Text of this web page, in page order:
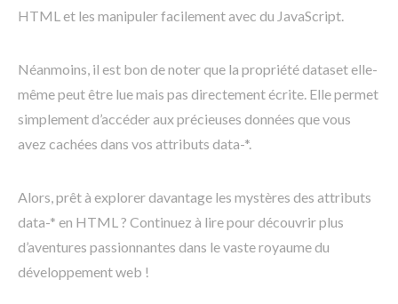
HTML et les manipuler facilement avec du JavaScript.
Néanmoins, il est bon de noter que la propriété dataset elle-
même peut être lue mais pas directement écrite. Elle permet
simplement d’accéder aux précieuses données que vous
avez cachées dans vos attributs data-*.
Alors, prêt à explorer davantage les mystères des attributs
data-* en HTML ? Continuez à lire pour découvrir plus
d’aventures passionnantes dans le vaste royaume du
développement web !